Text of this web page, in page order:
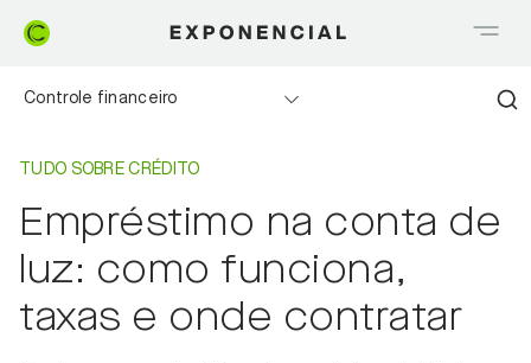
Controle financeiro
Realizando sonhos
Saia do Vermelho
Home Tudo sobre Crédito
TUDO SOBRE CRÉDITO
Empréstimo na conta de
luz: como funciona,
taxas e onde contratar